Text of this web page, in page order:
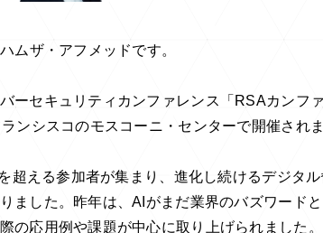
ムザ・アフメッドです。
ーセキュリティカンファレンス「RSAカンフ
ンシスコのモスコーニ・センターで開催されま
超える参加者が集まり、進化し続けるデジタ
ました。昨年は、AIがまだ業界のバズワード
の応用例や課題が中心に取り上げられました